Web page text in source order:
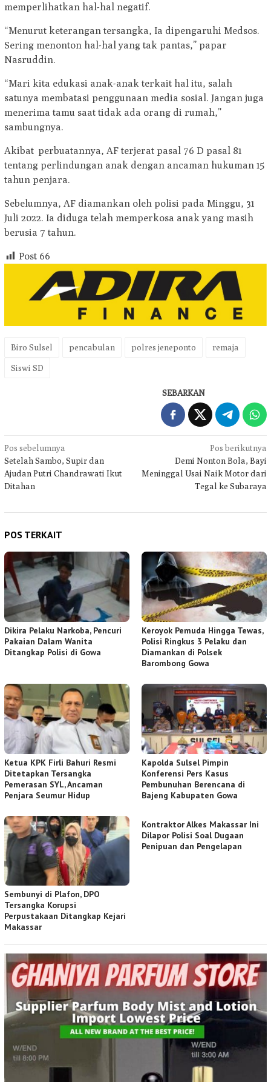
memperlihatkan hal-hal negatif.
“Menurut keterangan tersangka, Ia dipengaruhi Medsos.
Sering menonton hal-hal yang tak pantas,” papar
Nasruddin.
“Mari kita edukasi anak-anak terkait hal itu, salah
satunya membatasi penggunaan media sosial. Jangan juga
menerima tamu saat tidak ada orang di rumah,”
sambungnya.
Akibat perbuatannya, AF terjerat pasal 76 D pasal 81
tentang perlindungan anak dengan ancaman hukuman 15
tahun penjara.
Sebelumnya, AF diamankan oleh polisi pada Minggu, 31
Juli 2022. Ia diduga telah memperkosa anak yang masih
berusia 7 tahun.
Post 66
Biro Sulsel pencabulan polres jeneponto remaja
Siswi SD
SEBARKAN
Navigasi
pos
Pos sebelumnya
Setelah Sambo, Supir dan
Ajudan Putri Chandrawati Ikut
Ditahan
Pos berikutnya
Demi Nonton Bola, Bayi
Meninggal Usai Naik Motor dari
Tegal ke Subaraya
POS TERKAIT
Dikira Pelaku Narkoba, Pencuri
Pakaian Dalam Wanita
Ditangkap Polisi di Gowa
Keroyok Pemuda Hingga Tewas,
Polisi Ringkus 3 Pelaku dan
Diamankan di Polsek
Barombong Gowa
Ketua KPK Firli Bahuri Resmi
Ditetapkan Tersangka
Pemerasan SYL, Ancaman
Penjara Seumur Hidup
Kapolda Sulsel Pimpin
Konferensi Pers Kasus
Pembunuhan Berencana di
Bajeng Kabupaten Gowa
Sembunyi di Plafon, DPO
Tersangka Korupsi
Perpustakaan Ditangkap Kejari
Makassar
Kontraktor Alkes Makassar Ini
Dilapor Polisi Soal Dugaan
Penipuan dan Pengelapan